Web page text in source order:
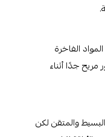
الفاخرة
جدًا أثناء
والمتقن لكن